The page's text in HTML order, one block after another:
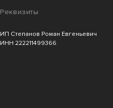
Реквизиты
ИП Степанов Роман Евгеньевич
ИНН 222211499366